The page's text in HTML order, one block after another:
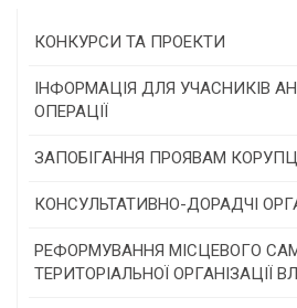
КОНКУРСИ ТА ПРОЕКТИ
Конкурс проектів та програм
самоврядування
Конкурс інститутів
Програми/конкурси МТД
ІНФОРМАЦІЯ ДЛЯ УЧАСНИКІВ
ОПЕРАЦІЇ
ЗАПОБІГАННЯ ПРОЯВАМ
КОНСУЛЬТАТИВНО-ДОРАДЧІ
Консультативна рада
РЕФОРМУВАННЯ МІСЦЕВОГО
ТЕРИТОРІАЛЬНОЇ ОРГАНІЗАЦІЇ